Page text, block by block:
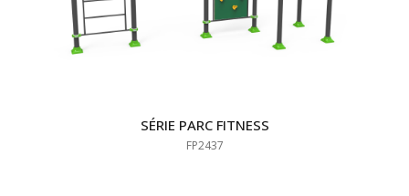
SÉRIE PARC FITNESS
FP2437